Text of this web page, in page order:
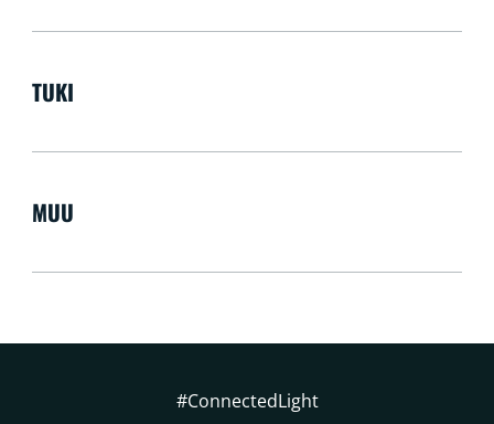
TUKI
MUU
#ConnectedLight